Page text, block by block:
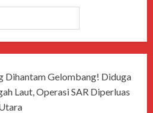
Gelombang! Diduga
Laut, Operasi SAR Diperluas